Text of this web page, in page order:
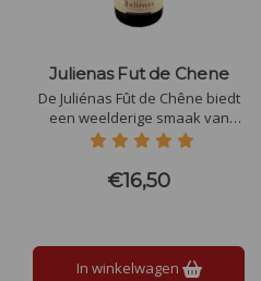
Julienas Fut de Chene
De Juliénas Fût de Chêne biedt
een weelderige smaak van
rijpe kersen en bramen, verrijkt
en geroosterd eikenhout. De
wijn is vol, rond en elegant, met
€16,50
In winkelwagen